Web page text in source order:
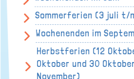
Sommerferien (3 juli t/
Wochenenden im
Herbstferien (12
Oktober und 30
November)